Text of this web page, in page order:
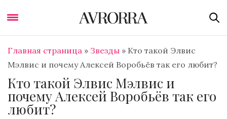
Главная страница » Звезды » Кто такой Элвис
Мэлвис и почему Алексей Воробьёв так его любит?
Кто такой Элвис Мэлвис и
почему Алексей Воробьёв так его
любит?